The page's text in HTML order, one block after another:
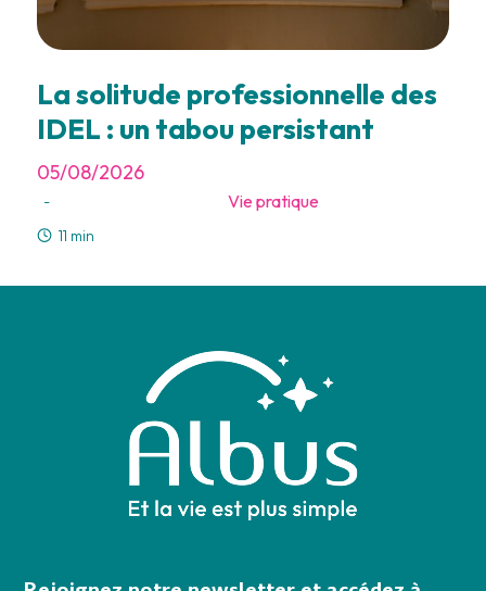
La solitude professionnelle des
IDEL : un tabou persistant
05/08/2026
- Vie pratique
11 min